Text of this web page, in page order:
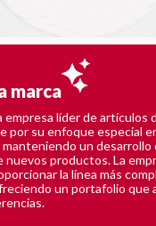
marca
empresa líder de artículos
por su enfoque especial
manteniendo un
nuevos productos. La
la línea más
un portafolio que